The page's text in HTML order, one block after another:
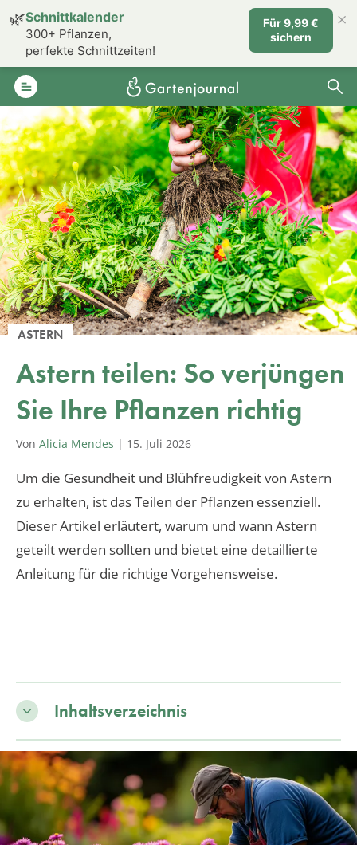
ASTERN
Astern teilen: So verjüngen
Sie Ihre Pflanzen richtig
Von Alicia Mendes | 15. Juli 2026
Um die Gesundheit und Blühfreudigkeit von Astern
zu erhalten, ist das Teilen der Pflanzen essenziell.
Dieser Artikel erläutert, warum und wann Astern
geteilt werden sollten und bietet eine detaillierte
Anleitung für die richtige Vorgehensweise.
Inhaltsverzeichnis
🌿Schnittkalender
300+ Pflanzen,
perfekte Schnittzeiten!
Für 9,99 €
sichern
×